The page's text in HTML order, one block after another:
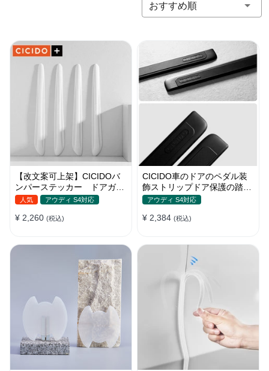
おすすめ順
【改文案可上架】CICIDOバ
ンパーステッカー ドアガー
ド 衝突防止プロテクター 耐
人気 アウディ S4対応
¥ 2,260 (税込)
CICIDO車のドアのペダル装
飾ストリップドア保護の踏み
つけ防止
アウディ S4対応
¥ 2,384 (税込)